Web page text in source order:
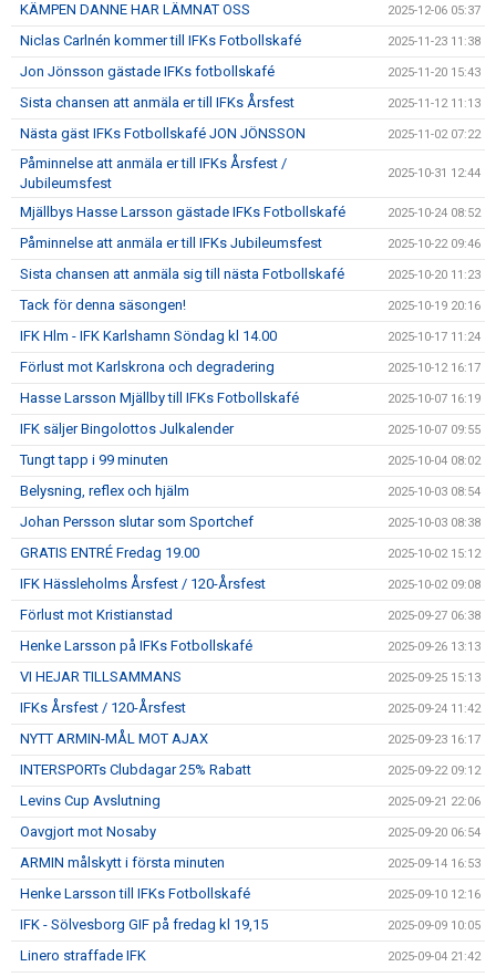
KÄMPEN DANNE HAR LÄMNAT OSS 2025-12-06 05:37
Niclas Carlnén kommer till IFKs Fotbollskafé 2025-11-23 11:38
Jon Jönsson gästade IFKs fotbollskafé 2025-11-20 15:43
Sista chansen att anmäla er till IFKs Årsfest 2025-11-12 11:13
Nästa gäst IFKs Fotbollskafé JON JÖNSSON 2025-11-02 07:22
Påminnelse att anmäla er till IFKs Årsfest /
Jubileumsfest
2025-10-31 12:44
Mjällbys Hasse Larsson gästade IFKs Fotbollskafé 2025-10-24 08:52
Påminnelse att anmäla er till IFKs Jubileumsfest 2025-10-22 09:46
Sista chansen att anmäla sig till nästa Fotbollskafé 2025-10-20 11:23
Tack för denna säsongen! 2025-10-19 20:16
IFK Hlm - IFK Karlshamn Söndag kl 14.00 2025-10-17 11:24
Förlust mot Karlskrona och degradering 2025-10-12 16:17
Hasse Larsson Mjällby till IFKs Fotbollskafé 2025-10-07 16:19
IFK säljer Bingolottos Julkalender 2025-10-07 09:55
Tungt tapp i 99 minuten 2025-10-04 08:02
Belysning, reflex och hjälm 2025-10-03 08:54
Johan Persson slutar som Sportchef 2025-10-03 08:38
GRATIS ENTRÉ Fredag 19.00 2025-10-02 15:12
IFK Hässleholms Årsfest / 120-Årsfest 2025-10-02 09:08
Förlust mot Kristianstad 2025-09-27 06:38
Henke Larsson på IFKs Fotbollskafé 2025-09-26 13:13
VI HEJAR TILLSAMMANS 2025-09-25 15:13
IFKs Årsfest / 120-Årsfest 2025-09-24 11:42
NYTT ARMIN-MÅL MOT AJAX 2025-09-23 16:17
INTERSPORTs Clubdagar 25% Rabatt 2025-09-22 09:12
Levins Cup Avslutning 2025-09-21 22:06
Oavgjort mot Nosaby 2025-09-20 06:54
ARMIN målskytt i första minuten 2025-09-14 16:53
Henke Larsson till IFKs Fotbollskafé 2025-09-10 12:16
IFK - Sölvesborg GIF på fredag kl 19,15 2025-09-09 10:05
Linero straffade IFK 2025-09-04 21:42